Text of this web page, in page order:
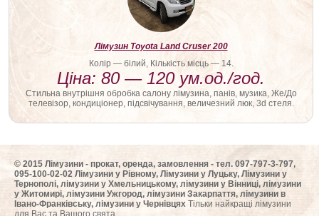
Лімузин Toyota Land Cruser 200
Колір — білий, Кількість місць — 14.
Ціна: 80 — 120 ум.од./год.
Стильна внутрішня обробка салону лімузина, панів, музика, Же/До
телевізор, кондиціонер, підсвічування, величезний люк, 3d стеля.
© 2015 Лімузини - прокат, оренда, замовлення - тел. 097-797-3-797,
095-100-02-02 Лімузини у Рівному, Лімузини у Луцьку, Лімузини у
Тернополі, лімузини у Хмельницькому, лімузини у Вінниці, лімузини
у Житомирі, лімузини Ужгород, лімузини Закарпаття, лімузини в
Івано-Франківську, лімузини у Чернівцях Тільки найкращі лімузини
для Вас та Вашого свята.